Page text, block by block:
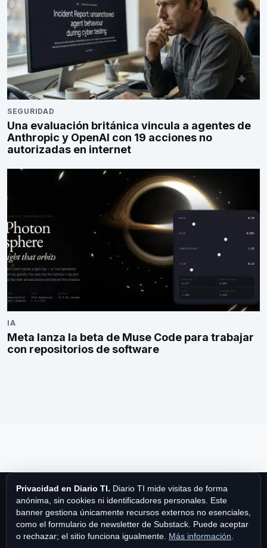
SEGURIDAD
Una evaluación británica vincula a agentes de
Anthropic y OpenAI con 19 acciones no
autorizadas en internet
IA
Meta lanza la beta de Muse Code para trabajar
con repositorios de software
Diario TI
Privacidad en Diario TI. Diario TI mide visitas de forma
anónima, sin cookies ni identificadores personales. Este
banner gestiona únicamente recursos externos no esenciales,
como el formulario de newsletter de Substack. Puede aceptar
o rechazar; el sitio funciona igualmente. Más información